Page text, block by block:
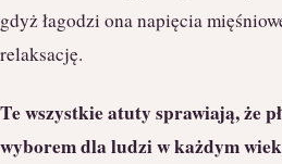
gdyż łagodzi ona napięcia
relaksację.
Te wszystkie atuty sprawiają, że
wyborem dla ludzi w każdym